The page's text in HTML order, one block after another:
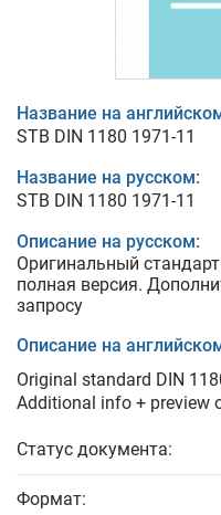
Название на
STB DIN 1180 1971-11
Название на русском:
STB DIN 1180 1971-11
Описание на русском:
Оригинальный
полная версия.
запросу
Описание на
Original standard DIN
Additional info + preview
Статус документа:
Формат: